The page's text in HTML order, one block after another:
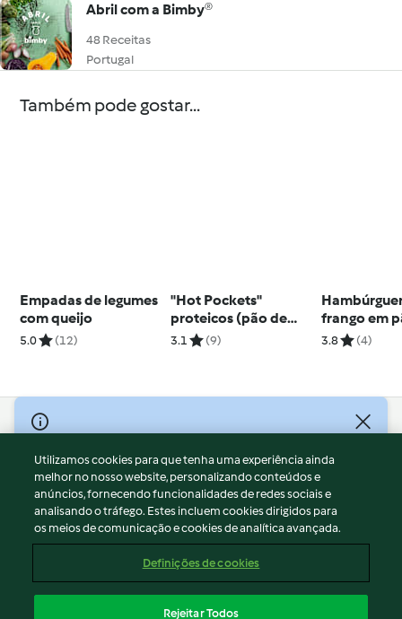
Abril com a Bimby®
48 Receitas
Portugal
Também pode gostar...
Empadas de legumes
com queijo
5.0 (12)
"Hot Pockets"
proteicos (pão de
frigideira recheado)
3.1 (9)
frango em
nuvem
3.8 (4)
© Copyright 2026
Termos de Utilização
Aviso sobre Proteção de Dados
Aviso
Apoio legal
Conteúdo do relatório
Utilizamos cookies para que tenha uma experiência ainda
melhor no nosso website, personalizando conteúdos e
anúncios, fornecendo funcionalidades de redes sociais e
analisando o tráfego. Estes incluem cookies dirigidos para
os meios de comunicação e cookies de analítica avançada.
Definições de cookies
Rejeitar Todos